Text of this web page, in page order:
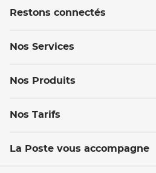
Restons connectés
Nos Services
Nos Produits
Nos Tarifs
La Poste vous accompagne